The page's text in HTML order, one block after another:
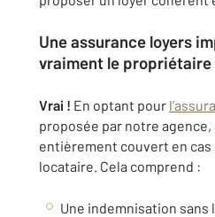
Une assurance loyers
vraiment le propriétaire
Vrai ! En optant pour
proposée par notre
entièrement couvert en cas
locataire. Cela comprend :
Une indemnisation sans